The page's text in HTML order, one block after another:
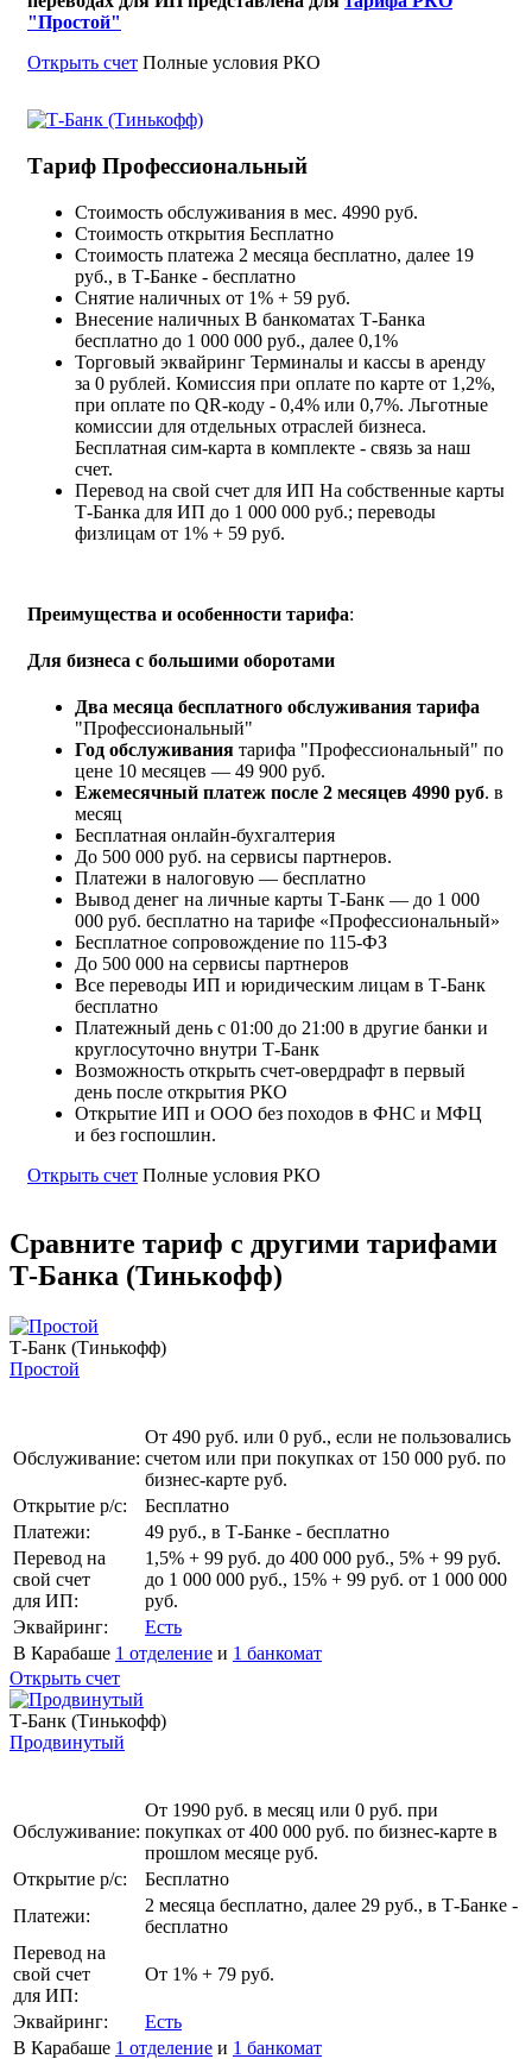
"Простой"
Открыть счет Полные условия РКО
Тариф Профессиональный
Стоимость обслуживания в мес. 4990 руб.
Стоимость открытия Бесплатно
Стоимость платежа 2 месяца бесплатно, далее 19
руб., в Т‑Банке - бесплатно
Снятие наличных от 1% + 59 руб.
Внесение наличных В банкоматах Т‑Банка
бесплатно до 1 000 000 руб., далее 0,1%
Торговый эквайринг Терминалы и кассы в аренду
за 0 рублей. Комиссия при оплате по карте от 1,2%,
при оплате по QR-коду - 0,4% или 0,7%. Льготные
комиссии для отдельных отраслей бизнеса.
Бесплатная сим-карта в комплекте - связь за наш
счет.
Перевод на свой счет для ИП На собственные карты
Т‑Банка для ИП до 1 000 000 руб.; переводы
физлицам от 1% + 59 руб.
Преимущества и особенности тарифа:
Для бизнеса с большими оборотами
Два месяца бесплатного обслуживания тарифа
"Профессиональный"
Год обслуживания тарифа "Профессиональный" по
цене 10 месяцев — 49 900 руб.
Ежемесячный платеж после 2 месяцев 4990 руб. в
месяц
Бесплатная онлайн-бухгалтерия
До 500 000 руб. на сервисы партнеров.
Платежи в налоговую — бесплатно
Вывод денег на личные карты Т-Банк — до 1 000
000 руб. бесплатно на тарифе «Профессиональный»
Бесплатное сопровождение по 115-ФЗ
До 500 000 на сервисы партнеров
Все переводы ИП и юридическим лицам в Т-Банк
бесплатно
Платежный день с 01:00 до 21:00 в другие банки и
круглосуточно внутри Т-Банк
Возможность открыть счет-овердрафт в первый
день после открытия РКО
Открытие ИП и ООО без походов в ФНС и МФЦ
и без госпошлин.
Открыть счет Полные условия РКО
Сравните тариф с другими тарифами
Т-Банка (Тинькофф)
Т-Банк (Тинькофф)
Простой
Обслуживание:
От 490 руб. или 0 руб., если не пользовались
счетом или при покупках от 150 000 руб. по
бизнес-карте руб.
Открытие р/с:
Бесплатно
Платежи:
49 руб., в Т‑Банке - бесплатно
Перевод на
свой счет
для ИП:
1,5% + 99 руб. до 400 000 руб., 5% + 99 руб.
до 1 000 000 руб., 15% + 99 руб. от 1 000 000
руб.
Эквайринг:
Есть
В Карабаше 1 отделение и 1 банкомат
Открыть счет
Т-Банк (Тинькофф)
Продвинутый
Обслуживание:
От 1990 руб. в месяц или 0 руб. при
покупках от 400 000 руб. по бизнес-карте в
прошлом месяце руб.
Открытие р/с:
Бесплатно
Платежи:
2 месяца бесплатно, далее 29 руб., в Т‑Банке -
бесплатно
Перевод на
свой счет
для ИП:
От 1% + 79 руб.
Эквайринг:
Есть
В Карабаше 1 отделение и 1 банкомат